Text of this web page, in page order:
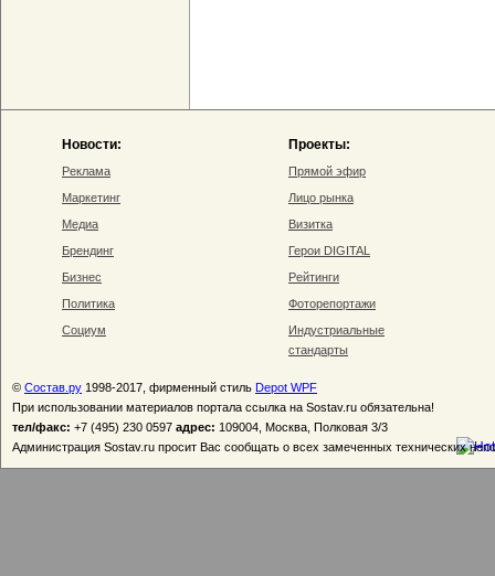
Новости:
Реклама
Маркетинг
Медиа
Брендинг
Бизнес
Политика
Социум
Проекты:
Прямой эфир
Лицо рынка
Визитка
Герои DIGITAL
Рейтинги
Фоторепортажи
Индустриальные
стандарты
© Состав.ру 1998-2017, фирменный стиль Depot WPF
При использовании материалов портала ссылка на Sostav.ru обязательна!
тел/факс: +7 (495) 230 0597 адрес: 109004, Москва, Полковая 3/3
Администрация Sostav.ru просит Вас сообщать о всех замеченных технических